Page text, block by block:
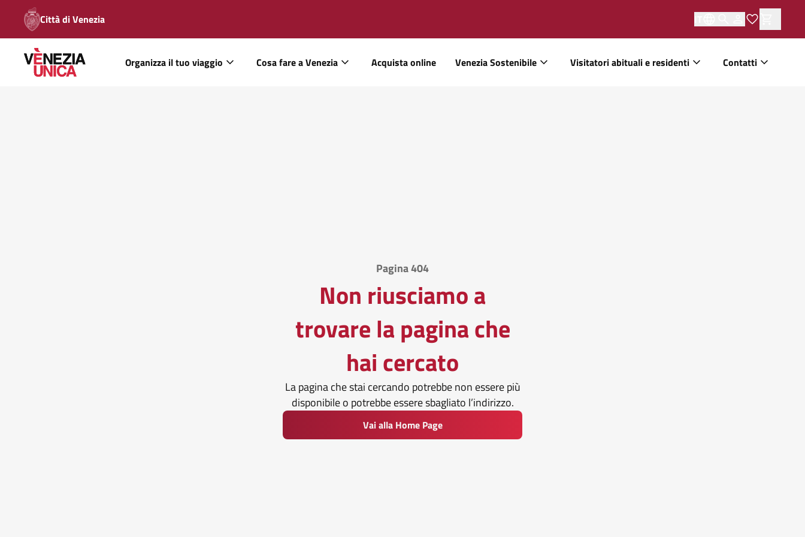
Città di Venezia
Organizza il tuo viaggio Cosa fare a Venezia Acquista online Venezia Sostenibile Visitatori abituali e residenti Contatti
Pagina 404
Non riusciamo a
trovare la pagina che
hai cercato
La pagina che stai cercando potrebbe non essere più
disponibile o potrebbe essere sbagliato l’indirizzo.
Vai alla Home Page